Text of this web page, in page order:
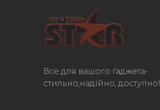
Все для вашого ґаджета-
стильно,надійно, доступно!